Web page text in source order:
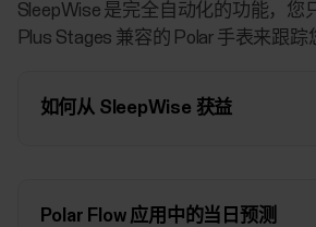
SleepWise 是完全自动化的功能，您
Plus Stages 兼容的 Polar 手表来跟踪
如何从 SleepWise 获益
Polar Flow 应用中的当日预测